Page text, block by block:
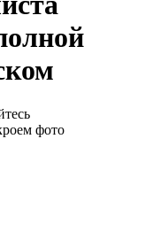
фото